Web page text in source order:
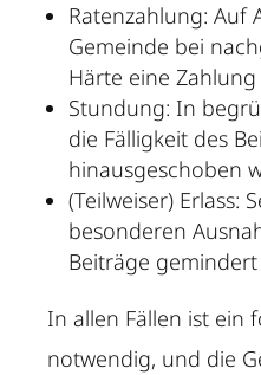
Ratenzahlung: Auf
Gemeinde bei
Härte eine
Stundung: In
die Fälligkeit des
hinausgeschoben
(Teilweiser) Erlass:
besonderen
Beiträge
In allen Fällen ist ein
notwendig, und die